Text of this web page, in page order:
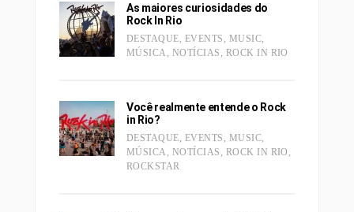
As maiores curiosidades do
Rock In Rio
DESTAQUE, EVENTS , MUSIC,
MÚSICA , NOTÍCIAS , ROCK IN RIO
Você realmente entende o Rock
in Rio?
DESTAQUE, EVENTS , MUSIC,
MÚSICA , NOTÍCIAS , ROCK IN RIO ,
ROCKSTAR